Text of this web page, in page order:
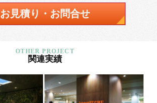
お見積り・お問合せ
関連実績